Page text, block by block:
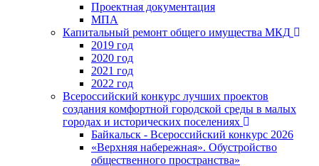
Проектная документация
МПА
Капитальный ремонт общего имущества МКД
2019 год
2020 год
2021 год
2022 год
Всероссийский конкурс лучших проектов
создания комфортной городской среды в малых
городах и исторических поселениях
Байкальск - Всероссийский конкурс 2026
«Верхняя набережная». Обустройство
общественного пространства»